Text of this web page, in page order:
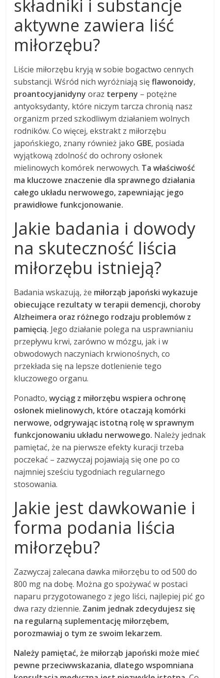
składniki i substancje
aktywne zawiera liść
miłorzębu?
Liście miłorzębu kryją w sobie bogactwo cennych
substancji. Wśród nich wyróżniają sięflawonoidy,
proantocyjanidyny oraz terpeny – potężne
antyoksydanty, które niczym tarcza chronią nasz
organizm przed szkodliwym działaniem wolnych
rodników. Co więcej, ekstrakt z miłorzębu
japońskiego, znany również jako GBE, posiada
wyjątkową zdolność do ochrony osłonek
mielinowych komórek nerwowych. Ta właściwość
ma kluczowe znaczenie dla sprawnego działania
całego układu nerwowego, zapewniając jego
prawidłowe funkcjonowanie.
Jakie badania i dowody
na skuteczność liścia
miłorzębu istnieją?
Badania wskazują, że miłorząb japoński wykazuje
obiecujące rezultaty w terapii demencji, choroby
Alzheimera oraz różnego rodzaju problemów z
pamięcią. Jego działanie polega na usprawnianiu
przepływu krwi, zarówno w mózgu, jak i w
obwodowych naczyniach krwionośnych, co
przekłada się na lepsze dotlenienie tego
kluczowego organu.
Ponadto,wyciąg z miłorzębu wspiera ochronę
osłonek mielinowych, które otaczają komórki
nerwowe, odgrywając istotną rolę w sprawnym
funkcjonowaniu układu nerwowego. Należy jednak
pamiętać, że na pierwsze efekty kuracji trzeba
poczekać – zazwyczaj pojawiają się one po co
najmniej sześciu tygodniach regularnego
stosowania.
Jakie jest dawkowanie i
forma podania liścia
miłorzębu?
Zazwyczaj zalecana dawka miłorzębu to od 500 do
800 mg na dobę. Można go spożywać w postaci
naparu przygotowanego z jego liści, najlepiej pić go
dwa razy dziennie. Zanim jednak zdecydujesz się
na regularną suplementację miłorzębem,
porozmawiaj o tym ze swoim lekarzem.
Należy pamiętać, że miłorząb japoński może mieć
pewne przeciwwskazania, dlatego wspomniana